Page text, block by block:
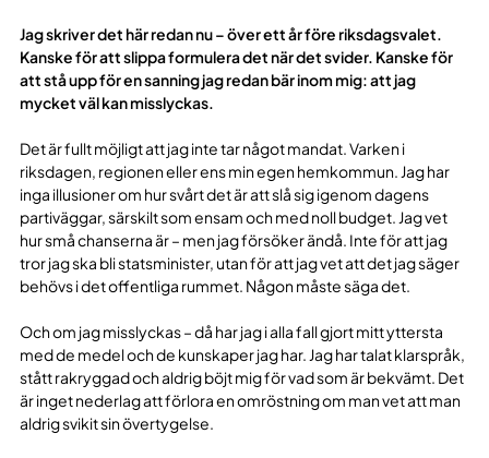
Jag skriver det här redan nu – över ett år före riksdagsvalet.
Kanske för att slippa formulera det när det svider. Kanske för
att stå upp för en sanning jag redan bär inom mig: att jag
mycket väl kan misslyckas.
Det är fullt möjligt att jag inte tar något mandat. Varken i
riksdagen, regionen eller ens min egen hemkommun. Jag har
inga illusioner om hur svårt det är att slå sig igenom dagens
partiväggar, särskilt som ensam och med noll budget. Jag vet
hur små chanserna är – men jag försöker ändå. Inte för att jag
tror jag ska bli statsminister, utan för att jag vet att det jag säger
behövs i det offentliga rummet. Någon måste säga det.
Och om jag misslyckas – då har jag i alla fall gjort mitt yttersta
med de medel och de kunskaper jag har. Jag har talat klarspråk,
stått rakryggad och aldrig böjt mig för vad som är bekvämt. Det
är inget nederlag att förlora en omröstning om man vet att man
aldrig svikit sin övertygelse.